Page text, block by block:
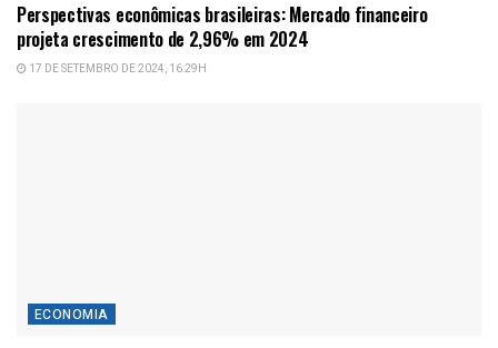
Perspectivas econômicas brasileiras: Mercado financeiro
projeta crescimento de 2,96% em 2024
17 DE SETEMBRO DE 2024, 16:29H
ECONOMIA